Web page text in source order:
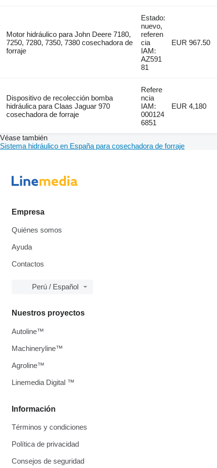
Motor hidráulico para John Deere 7180,
7250, 7280, 7350, 7380 cosechadora de
forraje
Estado:
nuevo,
referen
cia
IAM:
AZ591
81
EUR 967.50
Dispositivo de recolección bomba
hidráulica para Claas Jaguar 970
cosechadora de forraje
Refere
ncia
IAM:
000124
6851
EUR 4,180
Véase también
Sistema hidráulico en España para cosechadora de forraje
Empresa
Quiénes somos
Ayuda
Contactos
Perú / Español
Información
Términos y condiciones
Política de privacidad
Consejos de seguridad
Nuestros proyectos
Autoline™
Machineryline™
Agroline™
Linemedia Digital ™